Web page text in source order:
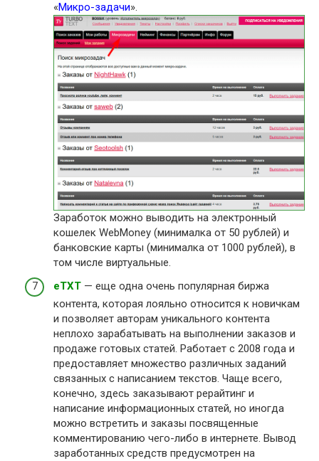
«Микро-задачи».
Заработок можно выводить на электронный
кошелек WebMoney (минималка от 50 рублей) и
банковские карты (минималка от 1000 рублей), в
том числе виртуальные.
eTXT — еще одна очень популярная биржа
контента, которая лояльно относится к новичкам
и позволяет авторам уникального контента
неплохо зарабатывать на выполнении заказов и
продаже готовых статей. Работает с 2008 года и
предоставляет множество различных заданий
связанных с написанием текстов. Чаще всего,
конечно, здесь заказывают рерайтинг и
написание информационных статей, но иногда
можно встретить и заказы посвященные
комментированию чего-либо в интернете. Вывод
заработанных средств предусмотрен на